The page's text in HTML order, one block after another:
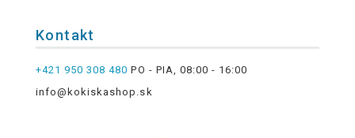
Kontakt
+421 950 308 480 PO - PIA, 08:00 - 16:00
info@kokiskashop.sk